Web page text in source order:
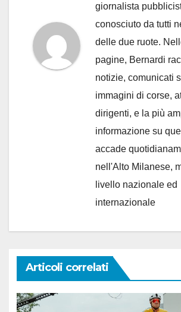
giornalista
conosciuto da tutti
delle due ruote.
pagine, Bernardi
notizie, comunicati
immagini di corse,
dirigenti, e la più
informazione su
accade
nell'Alto Milanese,
livello nazionale ed
internazionale
Articoli correlati